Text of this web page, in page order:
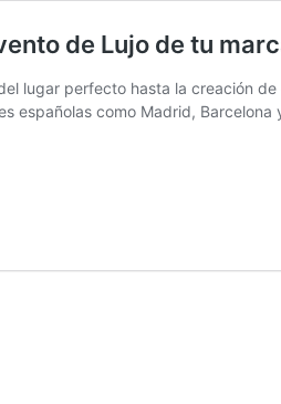
de Lujo de tu
lugar perfecto hasta la creación
españolas como Madrid, Barcelona